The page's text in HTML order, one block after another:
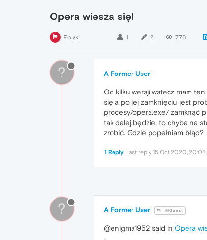
Opera wiesza się!
Polski 1 2 778
? A Former User
Od kilku wersji wstecz mam
się a po jej zamknięciu jest
procesy/opera.exe/ zamknąć
tak dalej będzie, to chyba na
zrobić. Gdzie popełniam błąd?
1 Reply Last reply 15 Oct 2020, 20:08
? A Former User @Guest
@enigma1952 said in Opera